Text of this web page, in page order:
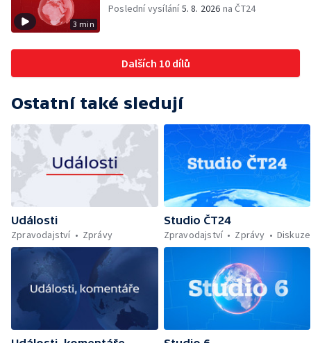
3 min
Poslední vysílání5. 8. 2026 na ČT24
Dalších 10 dílů
Ostatní také sledují
Události
Zpravodajství
Zprávy
Studio ČT24
Zpravodajství
Zprávy Diskuze